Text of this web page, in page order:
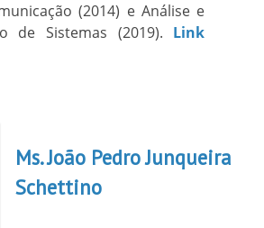
(2014) e Análise e
de Sistemas (2019). Link
Ms. João Pedro Junqueira
Schettino